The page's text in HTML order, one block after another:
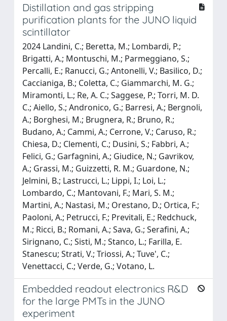
Distillation and gas stripping
purification plants for the JUNO liquid
scintillator
2024 Landini, C.; Beretta, M.; Lombardi, P.;
Brigatti, A.; Montuschi, M.; Parmeggiano, S.;
Percalli, E.; Ranucci, G.; Antonelli, V.; Basilico, D.;
Caccianiga, B.; Coletta, C.; Giammarchi, M. G.;
Miramonti, L.; Re, A. C.; Saggese, P.; Torri, M. D.
C.; Aiello, S.; Andronico, G.; Barresi, A.; Bergnoli,
A.; Borghesi, M.; Brugnera, R.; Bruno, R.;
Budano, A.; Cammi, A.; Cerrone, V.; Caruso, R.;
Chiesa, D.; Clementi, C.; Dusini, S.; Fabbri, A.;
Felici, G.; Garfagnini, A.; Giudice, N.; Gavrikov,
A.; Grassi, M.; Guizzetti, R. M.; Guardone, N.;
Jelmini, B.; Lastrucci, L.; Lippi, I.; Loi, L.;
Lombardo, C.; Mantovani, F.; Mari, S. M.;
Martini, A.; Nastasi, M.; Orestano, D.; Ortica, F.;
Paoloni, A.; Petrucci, F.; Previtali, E.; Redchuck,
M.; Ricci, B.; Romani, A.; Sava, G.; Serafini, A.;
Sirignano, C.; Sisti, M.; Stanco, L.; Farilla, E.
Stanescu; Strati, V.; Triossi, A.; Tuve', C.;
Venettacci, C.; Verde, G.; Votano, L.
Embedded readout electronics R&D
for the large PMTs in the JUNO
experiment